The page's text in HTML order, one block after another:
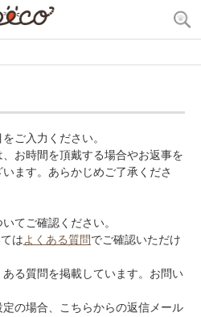
ご入力ください。
お時間を頂戴する場合やお返事を
ます。あらかじめご了承くださ
てご確認ください。
はよくある質問でご確認いただけ
る質問を掲載しています。お問い
の場合、こちらからの返信メール